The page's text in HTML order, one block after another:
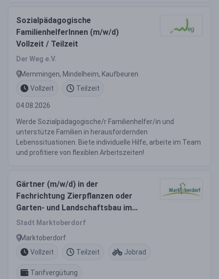
Sozialpädagogische
FamilienhelferInnen (m/w/d)
Vollzeit / Teilzeit
Der Weg e.V.
Memmingen, Mindelheim, Kaufbeuren
Vollzeit
Teilzeit
04.08.2026
Werde Sozialpädagogische/r Familienhelfer/in und
unterstütze Familien in herausfordernden
Lebenssituationen. Biete individuelle Hilfe, arbeite im Team
und profitiere von flexiblen Arbeitszeiten!
Gärtner (m/w/d) in der
Fachrichtung Zierpflanzen oder
Garten- und Landschaftsbau im
städtischen Bauhof
Stadt Marktoberdorf
Marktoberdorf
Vollzeit
Teilzeit Jobrad
Tarifvergütung